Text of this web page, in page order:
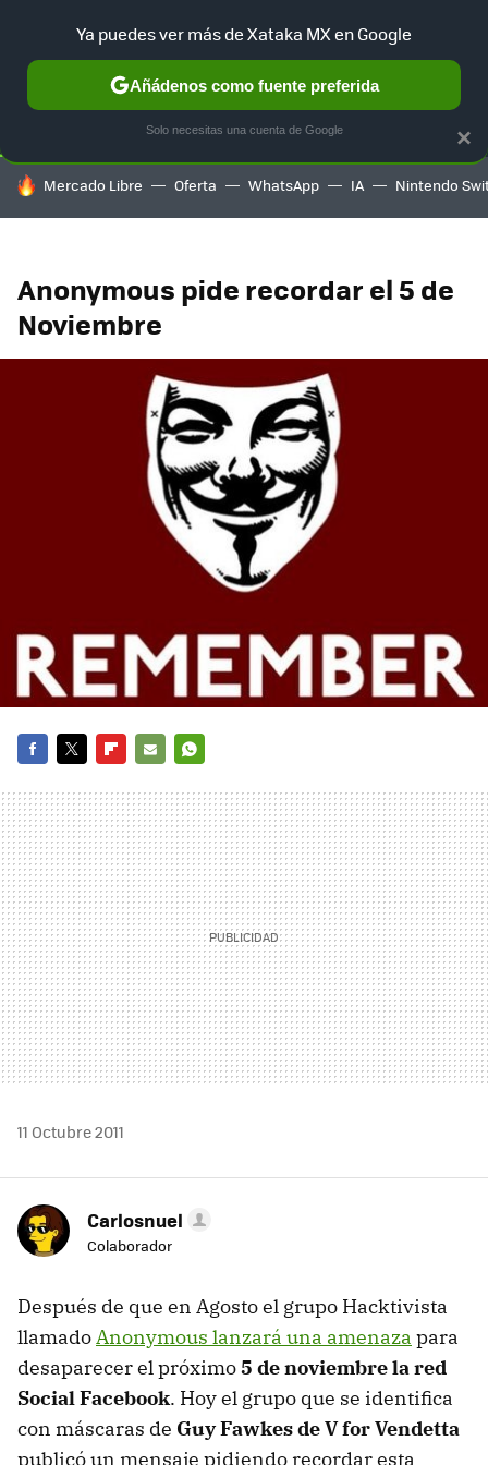
SELECCIÓN GAMING HOME AUTO TERRITORIO
HOY SE HABLA DE
Mercado Libre Oferta WhatsApp IA Nintendo
Anonymous pide recordar el 5 de
Noviembre
MAIL
11 Octubre 2011
Carlosnuel
Colaborador
Después de que en Agosto el grupo Hacktivista
llamado Anonymous lanzará una amenaza para
desaparecer el próximo5 de noviembre la red
Social Facebook. Hoy el grupo que se identifica
con máscaras de Guy Fawkes de V for Vendetta
publicó un mensaje pidiendo recordar esta
×
Ya puedes ver más de Xataka MX en Google
Añádenos como fuente preferida
Solo necesitas una cuenta de Google